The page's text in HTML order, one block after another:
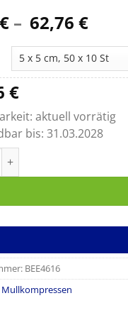
€ – 62,76 €
bis
€
aktuell vorrätig
bis: 31.03.2028
BEE4616
Mullkompressen